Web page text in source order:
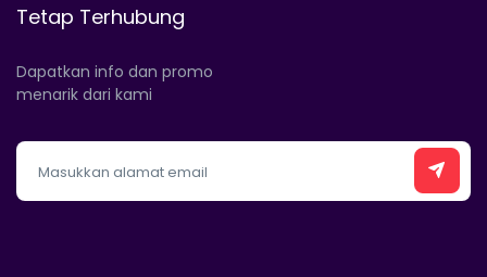
Tetap Terhubung
Dapatkan info dan promo
menarik dari kami